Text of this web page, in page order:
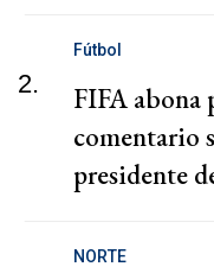
2.
Fútbol
FIFA abona
comentario
presidente
NORTE